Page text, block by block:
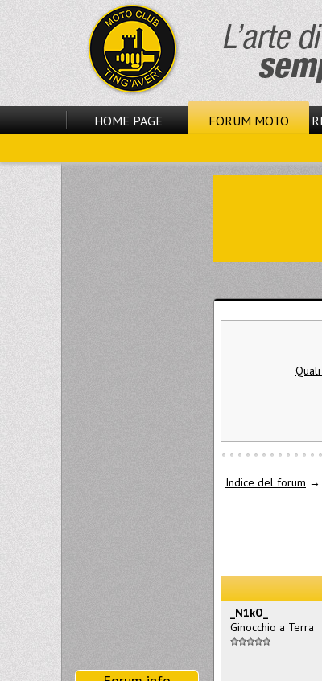
HOME PAGE FORUM MOTO
Indice del forum →
_N1kO_
Ginocchio a Terra